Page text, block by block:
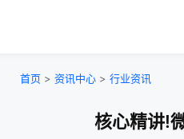
首页 > 资讯中心 > 行业资讯
核心精讲!